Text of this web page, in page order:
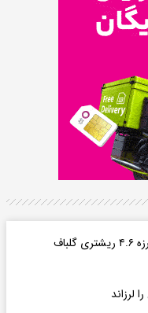
مدیرعامل هلال احمر کرمان: زمین لرزه ۴.۶ ریشتری گلباف